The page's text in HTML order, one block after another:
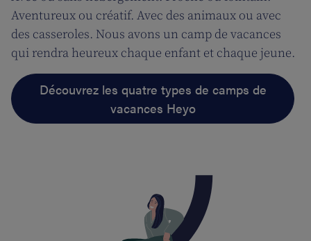
Aventureux ou créatif. Avec des animaux ou avec
des casseroles. Nous avons un camp de vacances
qui rendra heureux chaque enfant et chaque jeune.
Découvrez les quatre types de camps de
vacances Heyo